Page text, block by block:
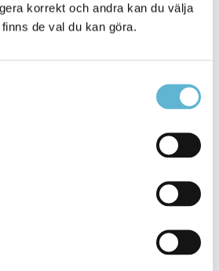
korrekt och andra kan du välja
de val du kan göra.